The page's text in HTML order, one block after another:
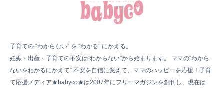
子育ての “わからない” を “わかる” にかえる。
妊娠・出産・子育ての不安は“わからない”から始まります。 ママの“わから
ないをわかるにかえて” 不安を自信に変えて、ママのハッピーを応援！子育
て応援メディア★babyco★は2007年にフリーマガジンを創刊し、現在は